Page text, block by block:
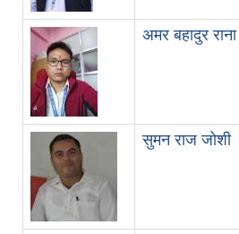
अमर बहादुर राना
सुमन राज जोशी